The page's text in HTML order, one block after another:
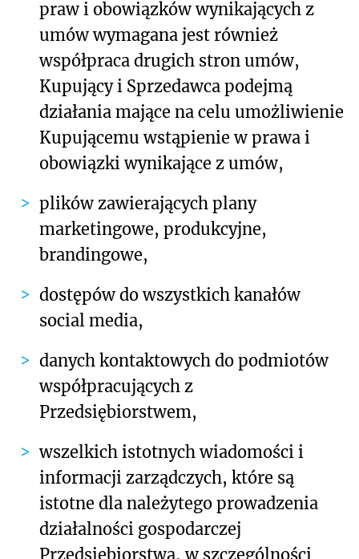
praw i obowiązków wynikających z
umów wymagana jest również
współpraca drugich stron umów,
Kupujący i Sprzedawca podejmą
działania mające na celu umożliwienie
Kupującemu wstąpienie w prawa i
obowiązki wynikające z umów,
plików zawierających plany
marketingowe, produkcyjne,
brandingowe,
dostępów do wszystkich kanałów
social media,
danych kontaktowych do podmiotów
współpracujących z
Przedsiębiorstwem,
wszelkich istotnych wiadomości i
informacji zarządczych, które są
istotne dla należytego prowadzenia
działalności gospodarczej
Przedsiębiorstwa, w szczególności